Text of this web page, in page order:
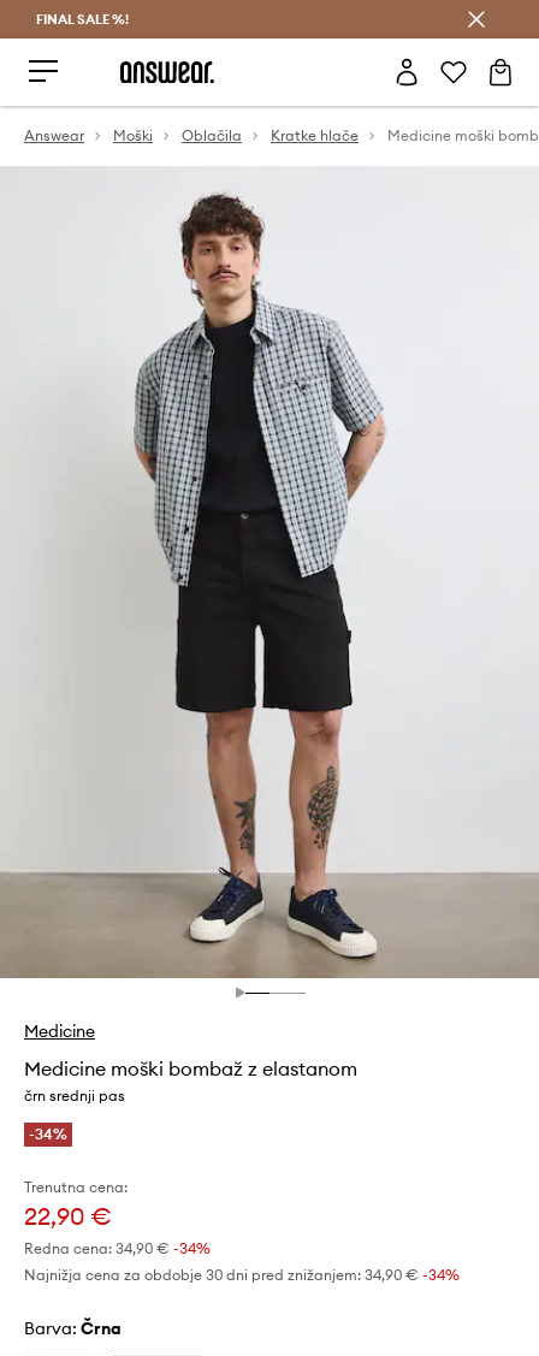
FINAL SALE %!
Answear Moški Oblačila Kratke hlače
Medicine
Medicine moški bombaž z elastanom
črn srednji pas
-34%
Trenutna cena:
22,90 €
Redna cena: 34,90 € -34%
Najnižja cena za obdobje 30 dni pred znižanjem: 34,90 € -34%
Barva: črna